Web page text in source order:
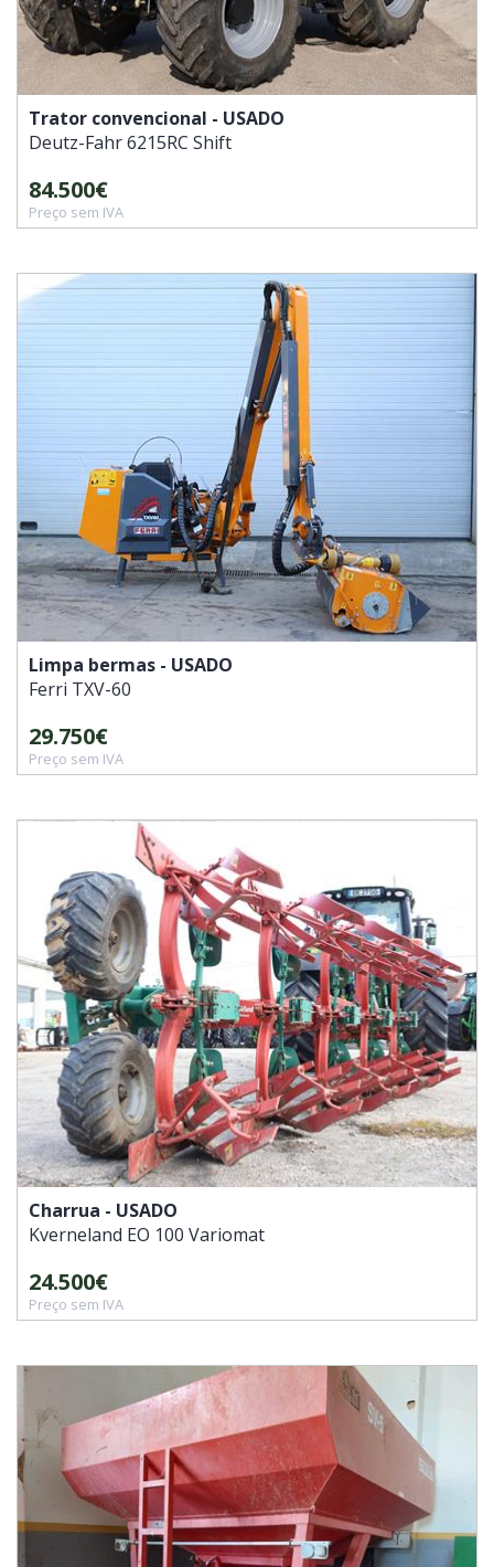
Trator convencional - USADO
Deutz-Fahr6215RC Shift
84.500€
Preço sem IVA
Limpa bermas - USADO
Ferri TXV-60
29.750€
Preço sem IVA
Charrua - USADO
Kverneland EO 100 Variomat
24.500€
Preço sem IVA